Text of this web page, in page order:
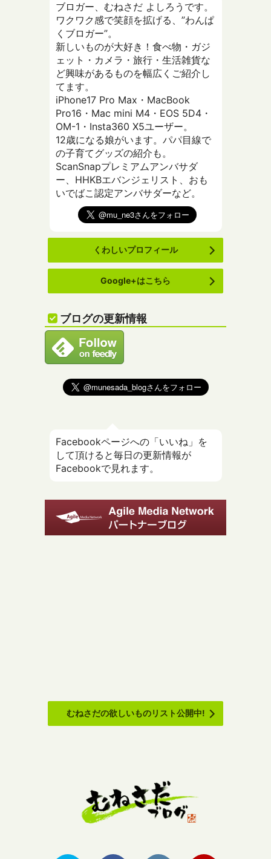
ブロガー、むねさだ よしろうです。
ワクワク感で笑顔を拡げる、”わんぱ
くブロガー”。
新しいものが大好き！食べ物・ガジ
ェット・カメラ・旅行・生活雑貨な
ど興味があるものを幅広くご紹介し
てます。
iPhone17 Pro Max・MacBook
Pro16・Mac mini M4・EOS 5D4・
OM-1・Insta360 X5ユーザー。
12歳になる娘がいます。パパ目線で
の子育てグッズの紹介も。
ScanSnapプレミアムアンバサダ
ー、HHKBエバンジェリスト、おも
いでばこ認定アンバサダーなど。
くわしいプロフィール
Google+はこちら
ブログの更新情報
Facebookページへの「いいね」を
して頂けると毎日の更新情報が
Facebookで見れます。
むねさだの欲しいものリスト公開中!